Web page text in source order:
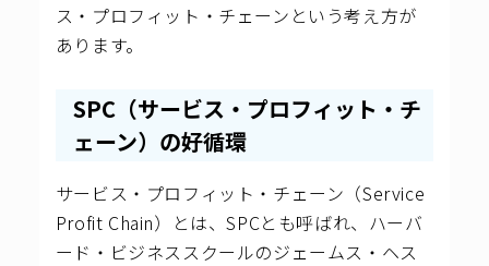
ス・プロフィット・チェーンという考え方が
あります。
SPC（サービス・プロフィット・チ
ェーン）の好循環
サービス・プロフィット・チェーン（Service
Profit Chain）とは、SPCとも呼ばれ、ハーバ
ード・ビジネススクールのジェームス・ヘス